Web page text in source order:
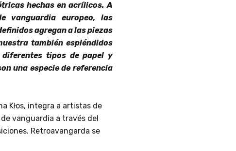
hechas en acrílicos. A
vanguardia europeo, las
agregan a las piezas
también espléndidos
tipos de papel y
una especie de referencia
Kłos, integra a artistas de
vanguardia a través del
Retroavangarda se